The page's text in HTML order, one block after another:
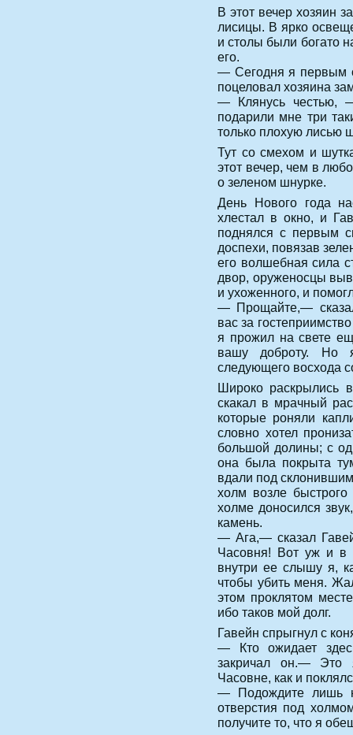
В этот вечер хозяин
лисицы. В ярко
и столы были богато
его.
— Сегодня я первым
поцеловал хозяина
— Клянусь честью,
подарили мне три
только плохую лисью
Тут со смехом и
этот вечер, чем в
о зеленом шнурке.
День Нового года
хлестал в окно, и
поднялся с первым
доспехи, повязав
его волшебная сила
двор, оруженосцы
и ухоженного, и
— Прощайте,—
вас за
я прожил на свете
вашу доброту. Но
следующего восхода
Широко раскрылись
скакал в мрачный
которые роняли
словно хотел
большой долины; с
она была покрыта
вдали под
холм возле быстрого
холме доносился
камень.
— Ага,— сказал
Часовня! Вот уж и в
внутри ее слышу я,
чтобы убить меня.
этом проклятом
ибо таков мой долг.
Гавейн спрыгнул с
— Кто ожидает
закричал он.—
Часовне, как и
— Подождите лишь
отверстия под
получите то, что я